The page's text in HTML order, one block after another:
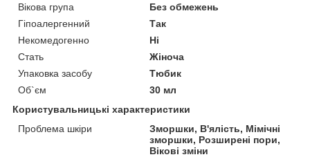
Вікова група
Без обмежень
Гіпоалергенний
Так
Некомедогенно
Ні
Стать
Жіноча
Упаковка засобу
Тюбик
Об`єм
30 мл
Користувальницькі характеристики
Проблема шкіри
Зморшки, В'ялість, Мімічні
зморшки, Розширені пори,
Вікові зміни